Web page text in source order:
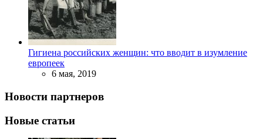
Гигиена российских женщин: что вводит в изумление
европеек
6 мая, 2019
Новости партнеров
Новые статьи